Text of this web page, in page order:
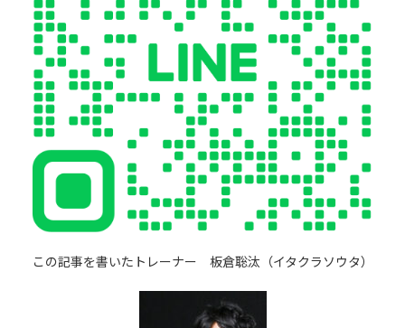
この記事を書いたトレーナー 板倉聡汰（イタクラソウタ）